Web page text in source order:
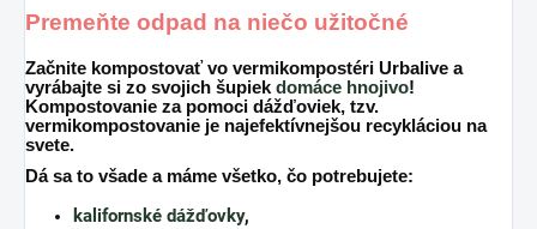
Premeňte odpad na niečo užitočné
Začnite kompostovať vo vermikompostéri Urbalive a
vyrábajte si zo svojich šupiek domáce hnojivo!
Kompostovanie za pomoci dážďoviek, tzv.
vermikompostovanie je najefektívnejšou recykláciou na
svete.
Dá sa to všade a máme všetko, čo potrebujete:
kalifornské dážďovky,